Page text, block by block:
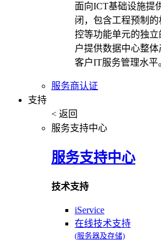
面向ICT基础设施提
闭，包含工程预制
控等功能单元的独
户提供数据中心整
客户IT服务管理水平
服务商认证
支持
< 返回
服务支持中心
服务支持中心
技术支持
iService
在线技术支持
(服务器及存储)